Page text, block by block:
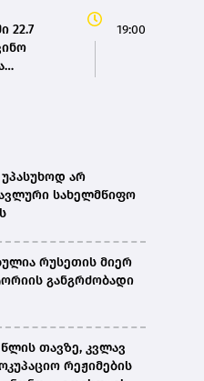
22.7
19:00
არ
სახელმწიფო
რუსეთის მიერ
განგრძობადი
თავზე, კვლავ
რეჟიმების